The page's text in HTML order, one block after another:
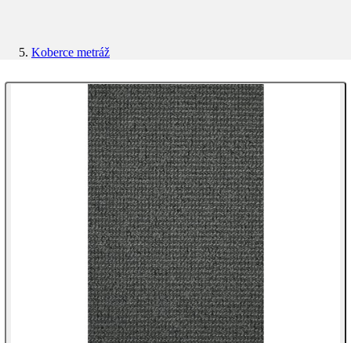
Koberce metráž